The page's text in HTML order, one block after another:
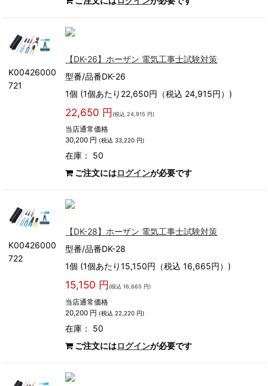
K00426000
721
【DK-26】ホーザン 電気工事士試験対策
型番/品番DK-26
1個 (1個あたり22,650円（税込 24,915円）)
22,650 円 (税込 24,915 円)
当店通常価格
30,200 円 (税込 33,220 円)
在庫： 50
ご注文にはログインが必要です
K00426000
722
【DK-28】ホーザン 電気工事士試験対策
型番/品番DK-28
1個 (1個あたり15,150円（税込 16,665円）)
15,150 円 (税込 16,665 円)
当店通常価格
20,200 円 (税込 22,220 円)
在庫： 50
ご注文にはログインが必要です